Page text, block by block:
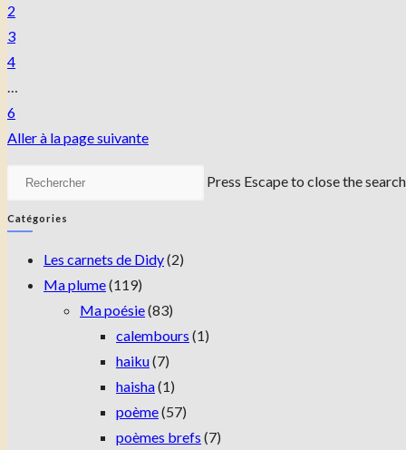
2
3
4
6
Aller à la page suivante
Press Escape to close the
Catégories
Les carnets de Didy(2)
Ma plume(119)
Ma poésie(83)
calembours (1)
haiku(7)
haisha(1)
poème(57)
poèmes brefs (7)